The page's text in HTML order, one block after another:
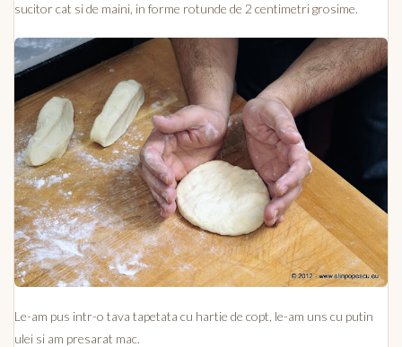
sucitor cat si de maini, in forme rotunde de 2 centimetri grosime.
Le-am pus intr-o tava tapetata cu hartie de copt, le-am uns cu putin
ulei si am presarat mac.